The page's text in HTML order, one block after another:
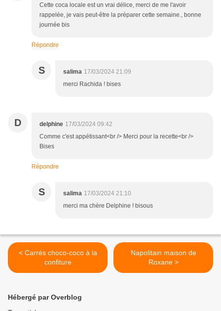
Cette coca locale est un vrai délice, merci de me l'avoir
rappelée, je vais peut-être la préparer cette semaine., bonne
journée bis
Répondre
S salima 17/03/2024 21:09
merci Rachida ! bises
D delphine 17/03/2024 09:42
Comme c'est appétissant<br /> Merci pour la recette<br />
Bises
Répondre
S salima 17/03/2024 21:10
merci ma chère Delphine ! bisous
< Carrés choco-coco à la
confiture
Napolitain maison de
Roxane >
Hébergé par Overblog